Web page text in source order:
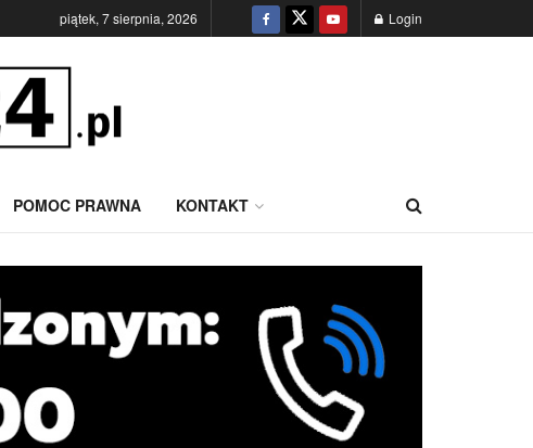
piątek, 7 sierpnia, 2026 Login
POMOC PRAWNA KONTAKT